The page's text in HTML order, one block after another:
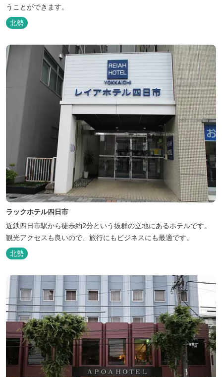
うことができます。
北勢
ラックホテル四日市
近鉄四日市駅から徒歩約2分という抜群の立地にあるホテルです。
観光アクセスも良いので、旅行にもビジネスにも最適です。
北勢